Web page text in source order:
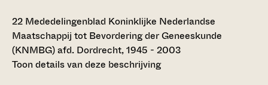
22 Mededelingenblad Koninklijke Nederlandse
Maatschappij tot Bevordering der Geneeskunde
(KNMBG) afd. Dordrecht, 1945 - 2003
Toon details van deze beschrijving